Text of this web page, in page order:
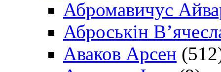
Абромавичус
Аброськін
Аваков Арсен